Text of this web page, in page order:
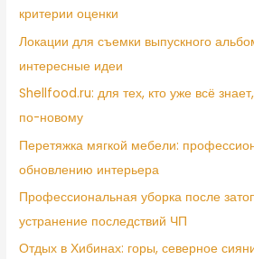
критерии оценки
Локации для съемки выпускного
интересные идеи
Shellfood.ru: для тех, кто уже всё
по-новому
Перетяжка мягкой мебели:
обновлению интерьера
Профессиональная уборка после
устранение последствий ЧП
Отдых в Хибинах: горы, северное